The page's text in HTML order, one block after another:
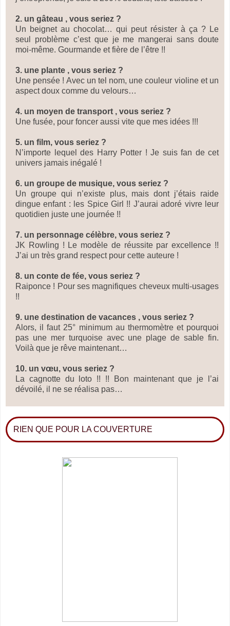
2. un gâteau , vous seriez ?
Un beignet au chocolat… qui peut résister à ça ? Le
seul problème c’est que je me mangerai sans doute
moi-même. Gourmande et fière de l’être !!
3. une plante , vous seriez ?
Une pensée ! Avec un tel nom, une couleur violine et un
aspect doux comme du velours…
4. un moyen de transport , vous seriez ?
Une fusée, pour foncer aussi vite que mes idées !!!
5. un film, vous seriez ?
N’importe lequel des Harry Potter ! Je suis fan de cet
univers jamais inégalé !
6. un groupe de musique, vous seriez ?
Un groupe qui n’existe plus, mais dont j’étais raide
dingue enfant : les Spice Girl !! J’aurai adoré vivre leur
quotidien juste une journée !!
7. un personnage célèbre, vous seriez ?
JK Rowling ! Le modèle de réussite par excellence !!
J’ai un très grand respect pour cette auteure !
8. un conte de fée, vous seriez ?
Raiponce ! Pour ses magnifiques cheveux multi-usages
!!
9. une destination de vacances , vous seriez ?
Alors, il faut 25° minimum au thermomètre et pourquoi
pas une mer turquoise avec une plage de sable fin.
Voilà que je rêve maintenant…
10. un vœu, vous seriez ?
La cagnotte du loto !! !! Bon maintenant que je l’ai
dévoilé, il ne se réalisa pas…
RIEN QUE POUR LA COUVERTURE